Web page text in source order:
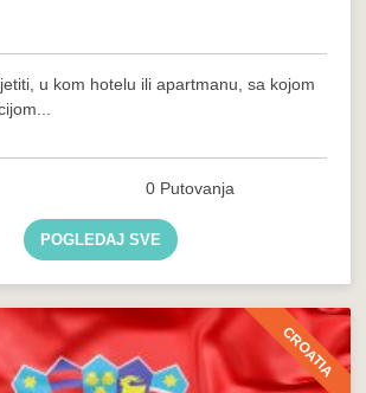
u kom hotelu ili apartmanu, sa kojom
0 Putovanja
POGLEDAJ SVE
CROATIA